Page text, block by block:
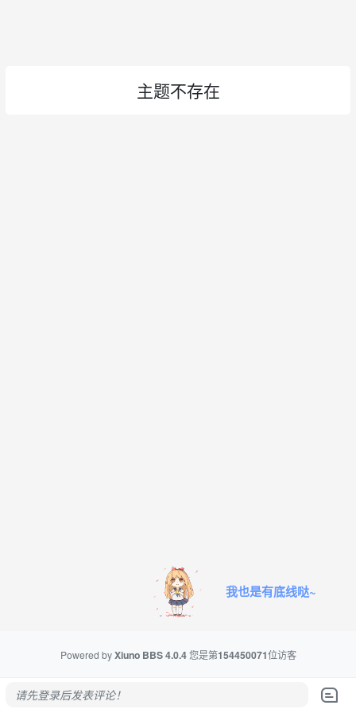
主题不存在
我也是有底线哒~
Powered byXiuno BBS4.0.4 您是第154450071位访客
请先登录后发表评论！